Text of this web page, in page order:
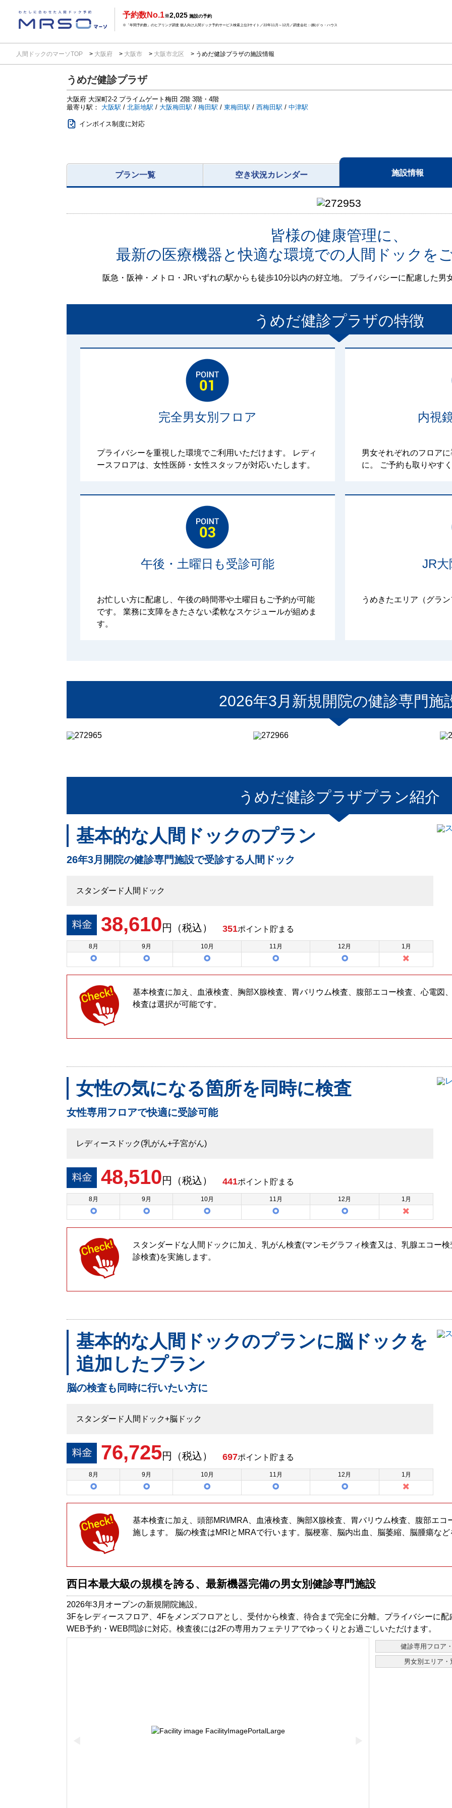
予約数No.1※2,025 施設の予約
※「年間予約数」のヒアリング調査 個人向け人間ドック予約サービス検索上位3サイト／22年11月～12月／調査会社：(株)ドゥ・ハウス
人間ドックのマーソTOP 大阪府 大阪市 大阪市北区 うめだ健診プラザの施設情報
うめだ健診プラザ
大阪府 大深町2-2 プライムゲート梅田 2階 3階・4階
最寄り駅： 大阪駅 / 北新地駅 / 大阪梅田駅 / 梅田駅 / 東梅田駅 / 西梅田駅 / 中津駅
インボイス制度に対応
プラン一覧 空き状況カレンダー 施設情報
皆様の健康管理に、
最新の医療機器と快適な環境での人間ドックを
阪急・阪神・メトロ・JRいずれの駅からも徒歩10分以内の好立地。 プライバシーに配慮した男
うめだ健診プラザの特徴
完全男女別フロア
プライバシーを重視した環境でご利用いただけます。 レディ
ースフロアは、女性医師・女性スタッフが対応いたします。
内視
男女それぞれのフロア
に。 ご予約も取りやす
午後・土曜日も受診可能
お忙しい方に配慮し、午後の時間帯や土曜日もご予約が可能
です。 業務に支障をきたさない柔軟なスケジュールが組めま
す。
JR
うめきたエリア（グラ
2026年3月新規開院の健診専門施
うめだ健診プラザプラン紹介
基本的な人間ドックのプラン
26年3月開院の健診専門施設で受診する人間ドック
スタンダード人間ドック
38,610円（税込） 351ポイント 貯まる
8月 9 月 10月 11 月 12 月 1 月
基本検査に加え、血液検査、胸部X腺検査、胃バリウム検査、腹部エコー検査、心電図
検査は選択が可能です。
女性の気になる箇所を同時に検査
女性専用フロアで快適に受診可能
レディースドック(乳がん+子宮がん)
48,510円（税込） 441ポイント 貯まる
8月 9 月 10月 11 月 12 月 1 月
スタンダードな人間ドックに加え、乳がん検査(マンモグラフィ検査又は、乳腺エコー
診検査)を実施します。
基本的な人間ドックのプランに脳ドックを
追加したプラン
脳の検査も同時に行いたい方に
スタンダード人間ドック+脳ドック
76,725円（税込） 697ポイント 貯まる
8月 9 月 10月 11 月 12 月 1 月
基本検査に加え、頭部MRI/MRA、血液検査、胸部X腺検査、胃バリウム検査、腹部エ
施します。 脳の検査はMRIとMRAで行います。脳梗塞、脳内出血、脳萎縮、脳腫瘍な
西日本最大級の規模を誇る、最新機器完備の男女別健診専門施設
2026年3月オープンの新規開院施設。
3Fをレディースフロア、4Fをメンズフロアとし、受付から検査、待合まで完全に分離。プライバシーに
WEB予約・WEB問診に対応。検査後には2Fの専用カフェテリアでゆっくりとお過ごしいただけます。
健診専用フロア
男女別エリア・